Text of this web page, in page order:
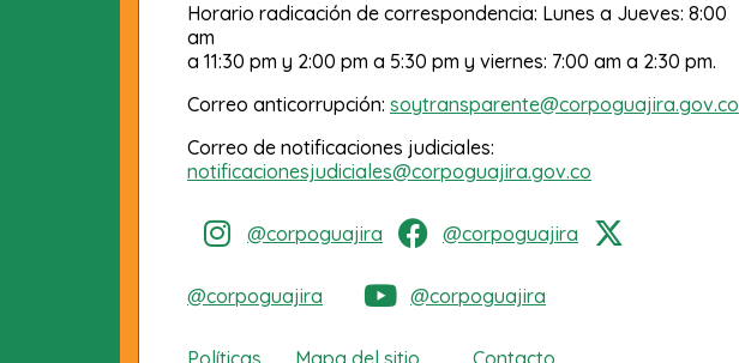
Horario radicación de correspondencia: Lunes a Jueves: 8:00
am
a 11:30 pm y 2:00 pm a 5:30 pm y viernes: 7:00 am a 2:30 pm.
Correo anticorrupción: soytransparente@corpoguajira.gov.co
Correo de notificaciones judiciales:
notificacionesjudiciales@corpoguajira.gov.co
@corpoguajira @corpoguajira
@corpoguajira @corpoguajira